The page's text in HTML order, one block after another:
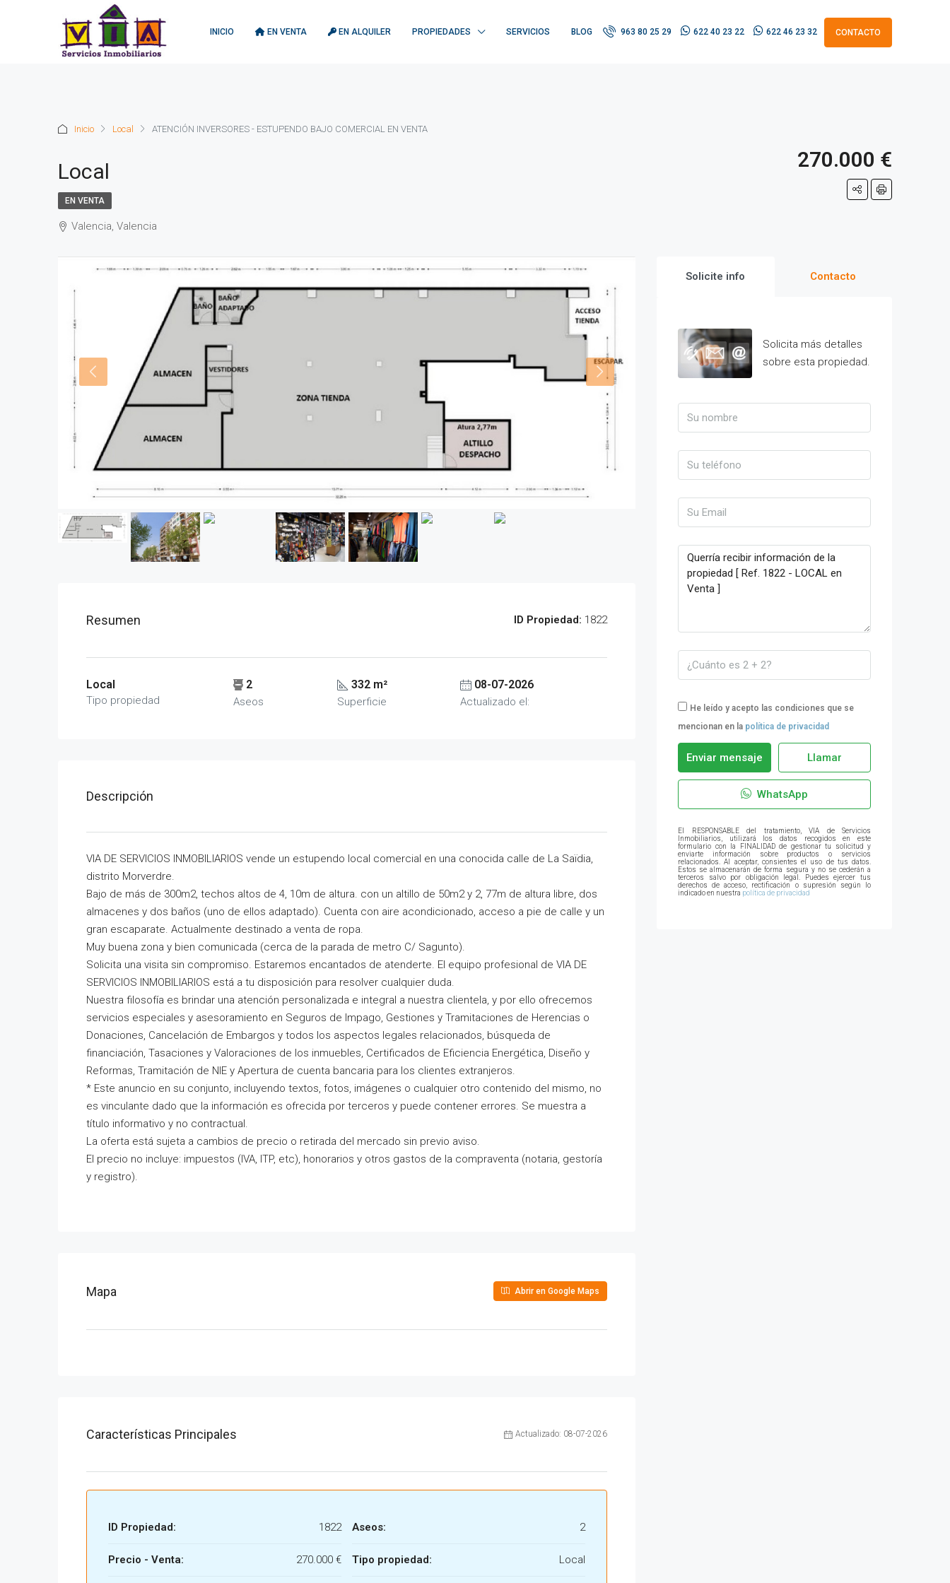
INICIO EN VENTA EN ALQUILER PROPIEDADES SERVICIOS BLOG 963 80 25 29 622 40 23 22 622 46 23 32 CONTACTO
Inicio Local ATENCIÓN INVERSORES - ESTUPENDO BAJO COMERCIAL EN VENTA
Local 270.000 €
EN VENTA
Valencia, Valencia
Resumen ID Propiedad: 1822
Local
Tipo propiedad
2
Aseos
332 m²
Superficie
08-07-2026
Actualizado el:
Descripción
VIA DE SERVICIOS INMOBILIARIOS vende un estupendo local comercial en una conocida calle de La Saïdia,
distrito Morverdre.
Bajo de más de 300m2, techos altos de 4, 10m de altura. con un altillo de 50m2 y 2, 77m de altura libre, dos
almacenes y dos baños (uno de ellos adaptado). Cuenta con aire acondicionado, acceso a pie de calle y un
gran escaparate. Actualmente destinado a venta de ropa.
Muy buena zona y bien comunicada (cerca de la parada de metro C/ Sagunto).
Solicita una visita sin compromiso. Estaremos encantados de atenderte. El equipo profesional de VIA DE
SERVICIOS INMOBILIARIOS está a tu disposición para resolver cualquier duda.
Nuestra filosofía es brindar una atención personalizada e integral a nuestra clientela, y por ello ofrecemos
servicios especiales y asesoramiento en Seguros de Impago, Gestiones y Tramitaciones de Herencias o
Donaciones, Cancelación de Embargos y todos los aspectos legales relacionados, búsqueda de
financiación, Tasaciones y Valoraciones de los inmuebles, Certificados de Eficiencia Energética, Diseño y
Reformas, Tramitación de NIE y Apertura de cuenta bancaria para los clientes extranjeros.
* Este anuncio en su conjunto, incluyendo textos, fotos, imágenes o cualquier otro contenido del mismo, no
es vinculante dado que la información es ofrecida por terceros y puede contener errores. Se muestra a
título informativo y no contractual.
La oferta está sujeta a cambios de precio o retirada del mercado sin previo aviso.
El precio no incluye: impuestos (IVA, ITP, etc), honorarios y otros gastos de la compraventa (notaria, gestoría
y registro).
Mapa Abrir en Google Maps
Características Principales Actualizado: 08-07-2026
ID Propiedad: 1822
Precio - Venta: 270.000 €
Aseos: 2
Tipo propiedad: Local
Solicite info Contacto
Solicita más detalles
sobre esta propiedad.
He leído y acepto las condiciones que se
mencionan en la política de privacidad
Enviar mensaje Llamar
WhatsApp
El RESPONSABLE del tratamiento, VIA de Servicios
Inmobiliarios, utilizará los datos recogidos en este
formulario con la FINALIDAD de gestionar tu solicitud y
enviarte información sobre productos o servicios
relacionados. Al aceptar, consientes el uso de tus datos.
Estos se almacenarán de forma segura y no se cederán a
terceros salvo por obligación legal. Puedes ejercer tus
derechos de acceso, rectificación o supresión según lo
indicado en nuestra política de privacidad